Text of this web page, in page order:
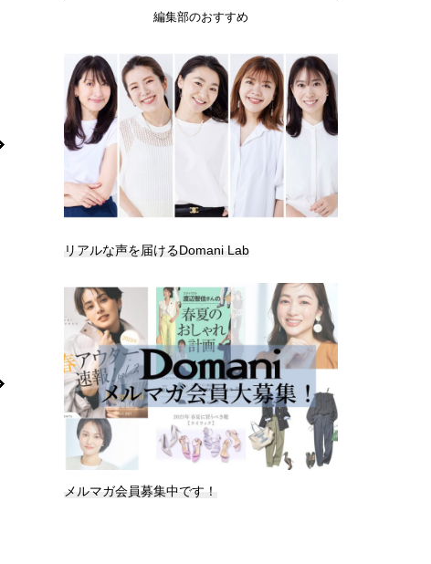
編集部のおすすめ
リアルな声を届けるDomani Lab
メルマガ会員募集中です！